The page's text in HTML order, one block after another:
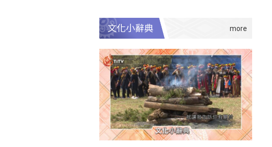
文化小辭典